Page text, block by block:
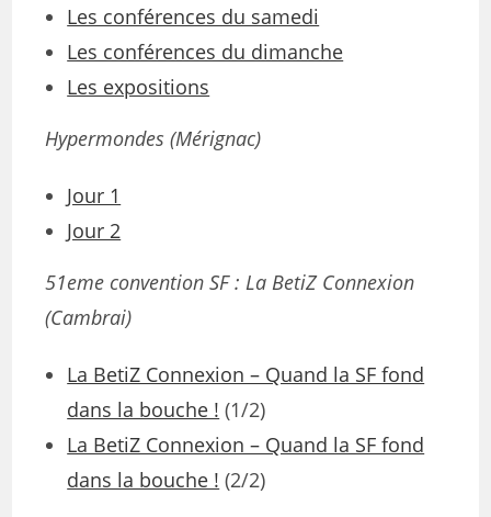
Les conférences du samedi
Les conférences du dimanche
Les expositions
Hypermondes (Mérignac)
Jour 1
Jour 2
51eme convention SF : La BetiZ Connexion
(Cambrai)
La BetiZ Connexion – Quand la SF fond
dans la bouche ! (1/2)
La BetiZ Connexion – Quand la SF fond
dans la bouche ! (2/2)